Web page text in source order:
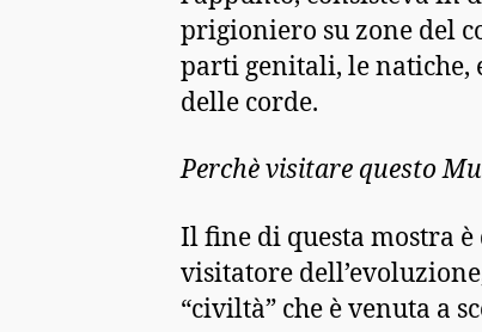
prigioniero su zone del
parti genitali, le natiche,
delle corde.
Perchè visitare questo
Il fine di questa mostra
visitatore
“civiltà” che è venuta a